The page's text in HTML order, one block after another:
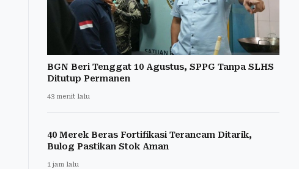
BGN Beri Tenggat 10 Agustus, SPPG Tanpa SLHS
Ditutup Permanen
43 menit lalu
40 Merek Beras Fortifikasi Terancam Ditarik,
Bulog Pastikan Stok Aman
1 jam lalu